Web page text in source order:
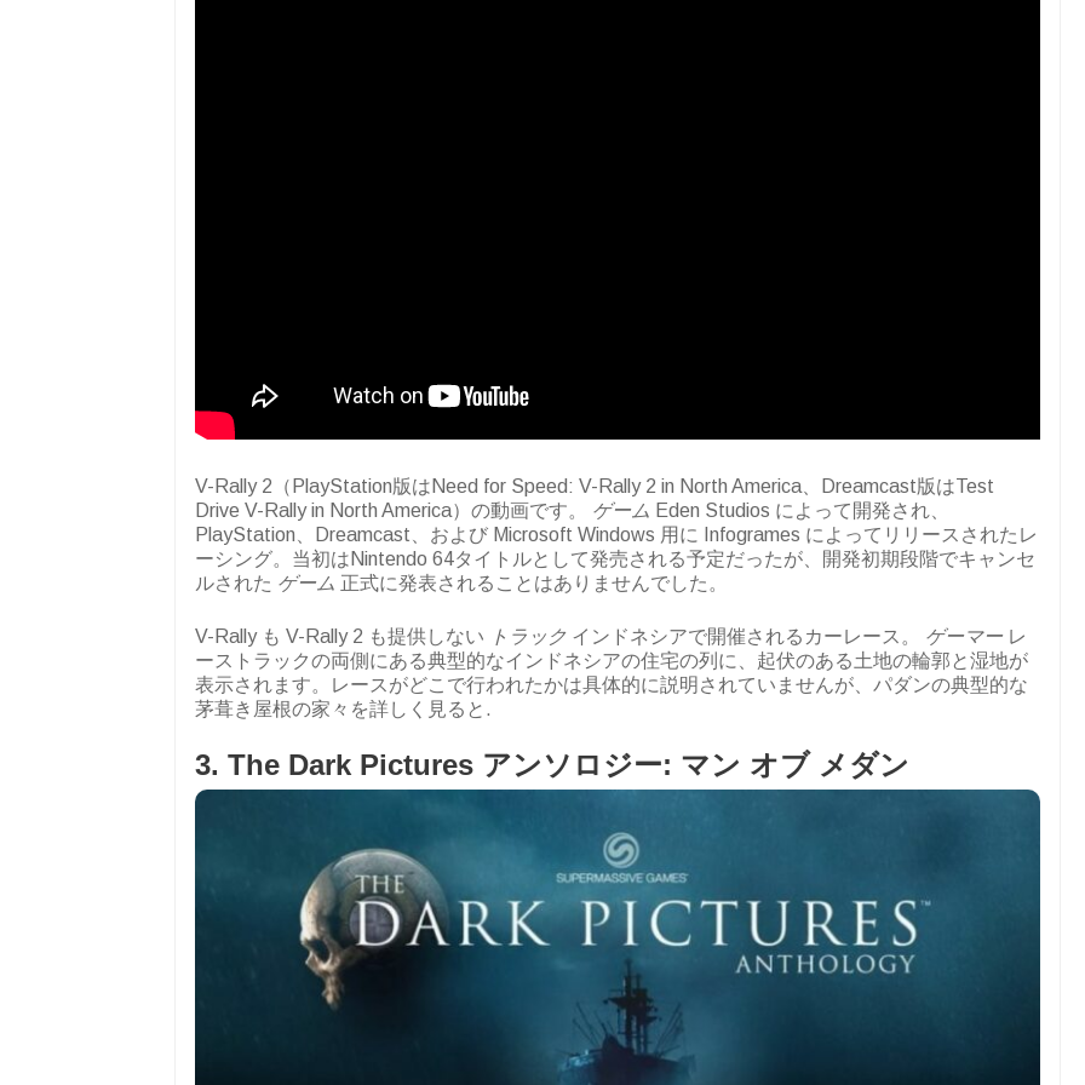
V-Rally 2（PlayStation版はNeed for Speed: V-Rally 2 in North America、Dreamcast版はTest
Drive V-Rally in North America）の動画です。 ゲーム Eden Studios によって開発され、
PlayStation、Dreamcast、および Microsoft Windows 用に Infogrames によってリリースされたレ
ーシング。当初はNintendo 64タイトルとして発売される予定だったが、開発初期段階でキャンセ
ルされた ゲーム 正式に発表されることはありませんでした。
V-Rally も V-Rally 2 も提供しない トラック インドネシアで開催されるカーレース。 ゲーマーレ
ーストラックの両側にある典型的なインドネシアの住宅の列に、起伏のある土地の輪郭と湿地が
表示されます。レースがどこで行われたかは具体的に説明されていませんが、パダンの典型的な
茅葺き屋根の家々を詳しく見ると.
3. The Dark Pictures アンソロジー: マン オブ メダン